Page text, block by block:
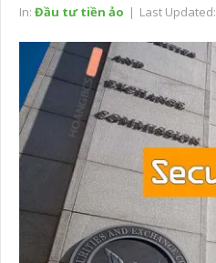
In: Đầu tư tiền ảo | Last Updated: